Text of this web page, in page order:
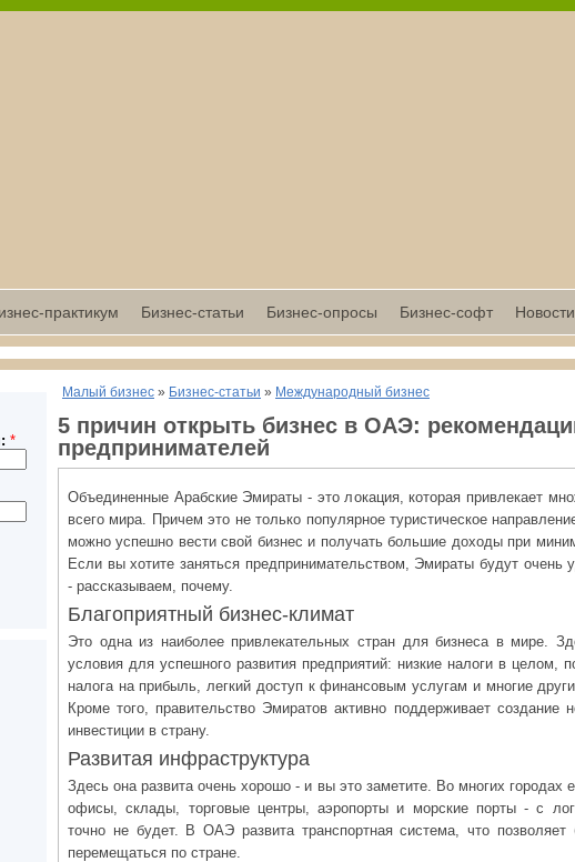
практикум Бизнес-статьи Бизнес-опросы Бизнес-софт
*
Малый бизнес » Бизнес-статьи » Международный бизнес
5 причин открыть бизнес в ОАЭ:
предпринимателей
Объединенные Арабские Эмираты - это локация, которая привлекает
всего мира. Причем это не только популярное туристическое
можно успешно вести свой бизнес и получать большие доходы при
Если вы хотите заняться предпринимательством, Эмираты будут очень
- рассказываем, почему.
Благоприятный бизнес-климат
Это одна из наиболее привлекательных стран для бизнеса в мире.
условия для успешного развития предприятий: низкие налоги в целом,
налога на прибыль, легкий доступ к финансовым услугам и многие
Кроме того, правительство Эмиратов активно поддерживает создание
инвестиции в страну.
Развитая инфраструктура
Здесь она развита очень хорошо - и вы это заметите. Во многих городах
офисы, склады, торговые центры, аэропорты и морские порты - с
точно не будет. В ОАЭ развита транспортная система, что позволяет
перемещаться по стране.